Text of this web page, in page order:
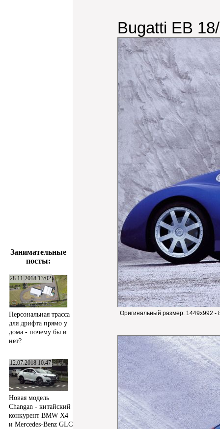
Занимательные
посты:
28.11.2018 13:02
Персональная трасса
для дрифта прямо у
дома - почему бы и
нет?
12.07.2018 10:47
Новая модель
Changan - китайский
конкурент BMW X4
и Mercedes-Benz GLC
Bugatti EB
Оригинальный размер: 1449x992 -